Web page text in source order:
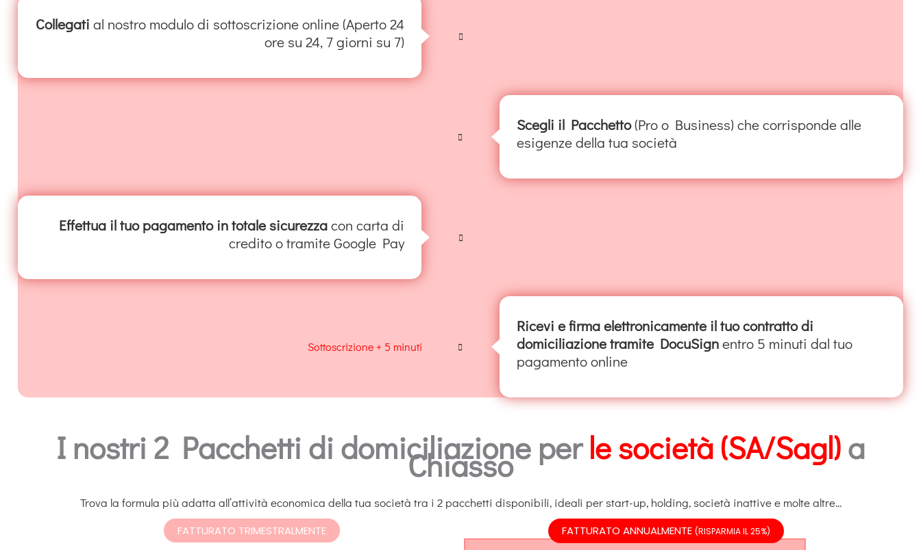
Collegati al nostro modulo di sottoscrizione online (Aperto 24
ore su 24, 7 giorni su 7)
Scegli il Pacchetto(Pro o Business) che corrisponde alle
esigenze della tua società
Effettua il tuo pagamento in totale sicurezzacon carta di
credito o tramite Google Pay
Ricevi e firma elettronicamente il tuo contratto di
domiciliazione tramite DocuSignentro 5 minuti dal tuo
pagamento online
Sottoscrizione + 5 minuti
I nostri 2 Pacchetti di domiciliazione perle società (SA/Sagl)a
Chiasso
Trova la formula più adatta all’attività economica della tua società tra i 2 pacchetti disponibili, ideali per start-up, holding, società inattive e molte altre...
FATTURATO TRIMESTRALMENTE FATTURATO ANNUALMENTE (RISPARMIA IL 25%)